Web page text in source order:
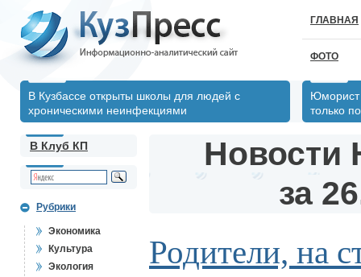
ГЛАВНАЯ
ФОТО
В Кузбассе открыты школы для людей с
хроническими неинфекциями
Юморист
только
В Клуб КП
Рубрики
Экономика
Культура
Экология
Новости
за
Родители, на